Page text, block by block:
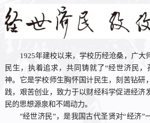
1925年建校以来，学校历经沧桑，广大
民生，执着追求，共同铸就了“经世济民，
神。它是学校师生胸怀国计民生，刻苦钻研
践，艰苦创业，致力于以财经科学促进经济
民的思想源泉和不竭动力。
"经世济民”，是我国古代圣贤对“经济”